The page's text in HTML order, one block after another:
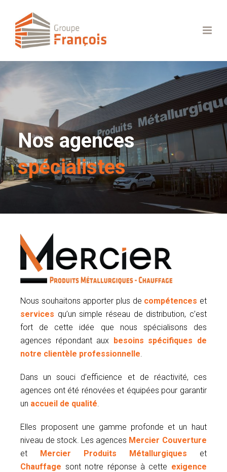
Nos agences
spécialistes
Nous souhaitons apporter plus de compétences et
services qu’un simple réseau de distribution, c’est
fort de cette idée que nous spécialisons des
agences répondant aux besoins spécifiques de
notre clientèle professionnelle
Dans un souci d’efficience et de réactivité, ces
agences ont été rénovées et équipées pour garantir
un accueil de qualité
Elles proposent une gamme profonde et un haut
niveau de stock. Les agences Mercier Couverture
et Mercier Produits Métallurgiques et
Chauffage sont notre réponse à cette exigence